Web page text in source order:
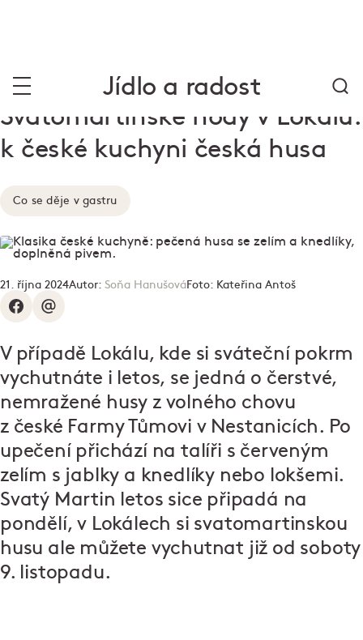
Jídlo a radost
Svatomartinské hody v Lokálu:
k české kuchyni česká husa
Co se děje v gastru
21. října 2024Autor: Soňa HanušováFoto: Kateřina Antoš
V případě Lokálu, kde si sváteční pokrm
vychutnáte i letos, se jedná o čerstvé,
nemražené husy z volného chovu
z české Farmy Tůmovi v Nestanicích. Po
upečení přichází na talíři s červeným
zelím s jablky a knedlíky nebo lokšemi.
Svatý Martin letos sice připadá na
pondělí, v Lokálech si svatomartinskou
husu ale můžete vychutnat již od soboty
9. listopadu.